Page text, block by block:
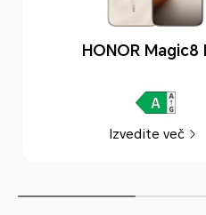
HONOR Magic8
Izvedite več